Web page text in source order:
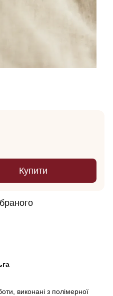
Купити
виконані з полімерної